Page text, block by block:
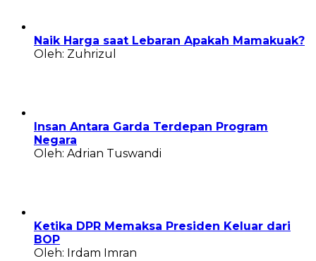
Naik Harga saat Lebaran Apakah Mamakuak?
Oleh: Zuhrizul
Insan Antara Garda Terdepan Program
Negara
Oleh: Adrian Tuswandi
Ketika DPR Memaksa Presiden Keluar dari
BOP
Oleh: Irdam Imran